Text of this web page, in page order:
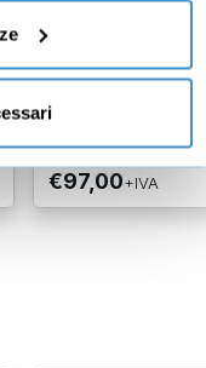
fondamentale
Franco Iacovelli
€97,00+IVA